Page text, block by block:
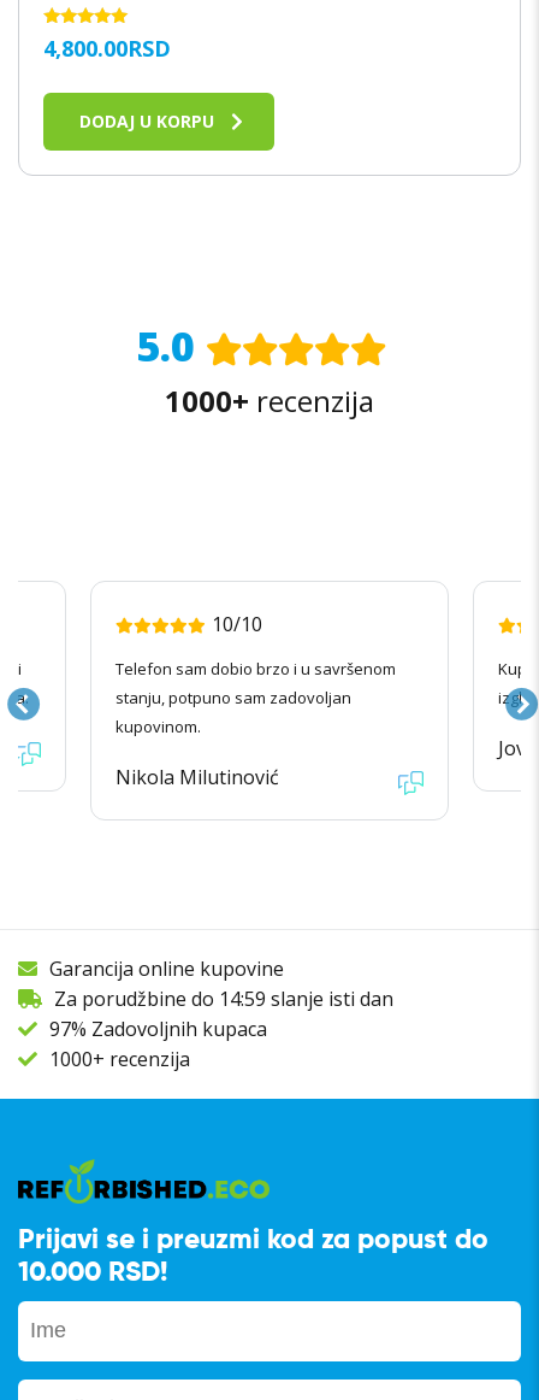
OCENJENO
SA
4,800.00RSD
DODAJ U KORPU
5.0
1000+ recenzija
10/10
Telefon sam dobio brzo i u savršenom
stanju, potpuno sam zadovoljan
kupovinom.
Nikola Milutinović
Garancija online kupovine
Za porudžbine do 14:59 slanje isti dan
97% Zadovoljnih kupaca
1000+ recenzija
Prijavi se i preuzmi kod za popust do
10.000 RSD!